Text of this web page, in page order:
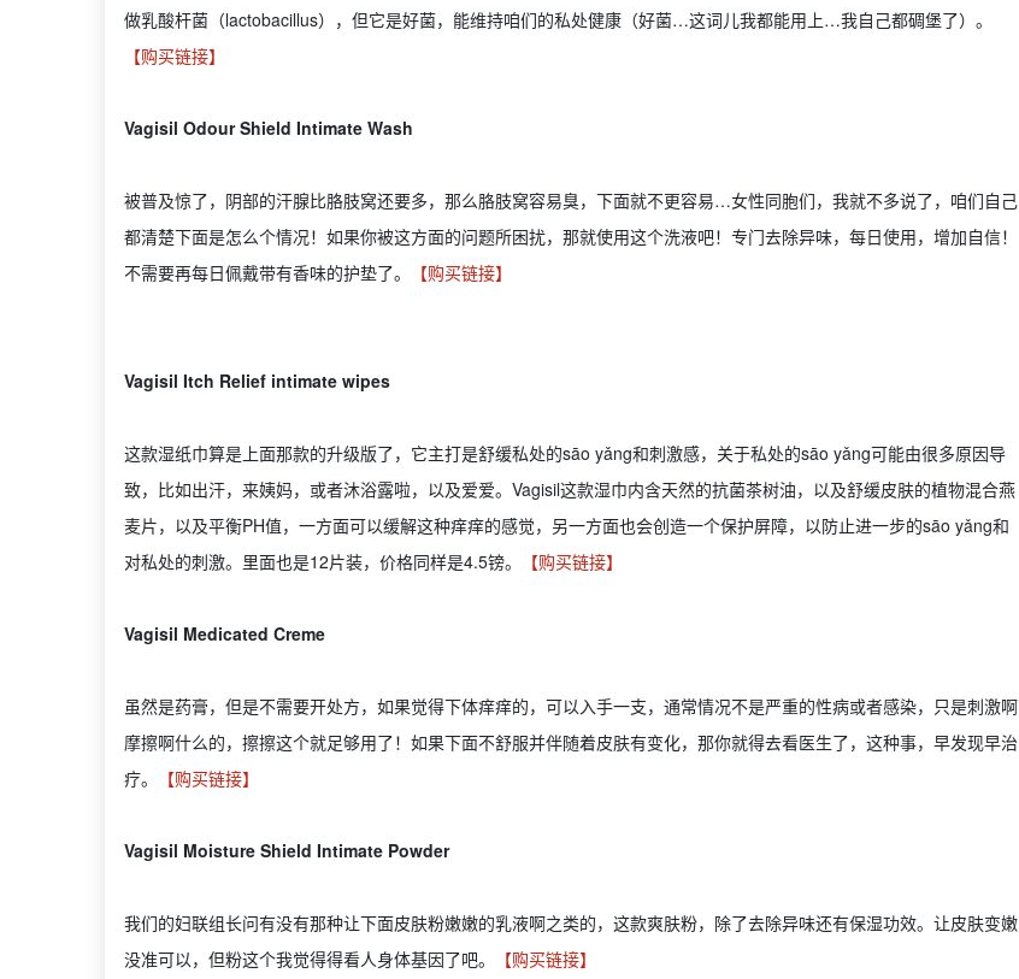
做乳酸杆菌（lactobacillus），但它是好菌，能维持咱们的私处健康（好菌…这词儿我都能用上…我自己都碉堡了）。
【购买链接】
Vagisil Odour Shield Intimate Wash
被普及惊了，阴部的汗腺比胳肢窝还要多，那么胳肢窝容易臭，下面就不更容易…女性同胞们，我就不多说了，咱们自己
都清楚下面是怎么个情况！如果你被这方面的问题所困扰，那就使用这个洗液吧！专门去除异味，每日使用，增加自信！
不需要再每日佩戴带有香味的护垫了。
【购买链接】
Vagisil Itch Relief intimate wipes
这款湿纸巾算是上面那款的升级版了，它主打是舒缓私处的sāo yǎng和刺激感，关于私处的sāo yǎng可能由很多原因导
致，比如出汗，来姨妈，或者沐浴露啦，以及爱爱。Vagisil这款湿巾内含天然的抗菌茶树油，以及舒缓皮肤的植物混合燕
麦片，以及平衡PH值，一方面可以缓解这种痒痒的感觉，另一方面也会创造一个保护屏障，以防止进一步的sāo yǎng和
对私处的刺激。里面也是12片装，价格同样是4.5镑。
【购买链接】
Vagisil Medicated Creme
虽然是药膏，但是不需要开处方，如果觉得下体痒痒的，可以入手一支，通常情况不是严重的性病或者感染，只是刺激啊
摩擦啊什么的，擦擦这个就足够用了！如果下面不舒服并伴随着皮肤有变化，那你就得去看医生了，这种事，早发现早治
疗。
【购买链接】
Vagisil Moisture Shield Intimate Powder
我们的妇联组长问有没有那种让下面皮肤粉嫩嫩的乳液啊之类的，这款爽肤粉，除了去除异味还有保湿功效。让皮肤变嫩
没准可以，但粉这个我觉得得看人身体基因了吧。
【购买链接】